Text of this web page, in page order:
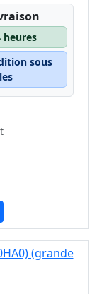
heures
sous
(grande